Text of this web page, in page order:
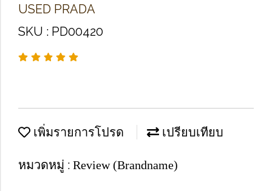
U​S​E​D P​R​A​D​A​
SKU : PD00420
เพิ่มรายการโปรด เปรียบเทียบ
หมวดหมู่ : Review (Brandname)